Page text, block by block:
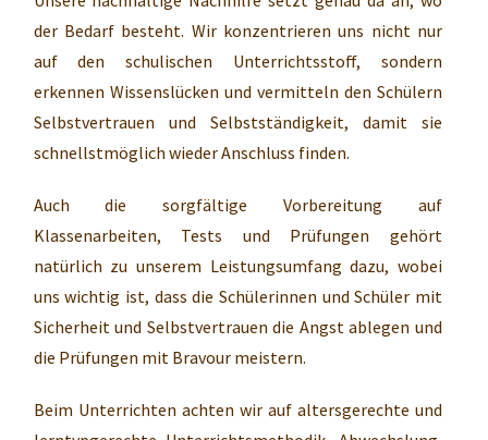
der Bedarf besteht. Wir konzentrieren uns nicht nur
auf den schulischen Unterrichtsstoff, sondern
erkennen Wissenslücken und vermitteln den Schülern
Selbstvertrauen und Selbstständigkeit, damit sie
schnellstmöglich wieder Anschluss finden.
Auch die sorgfältige Vorbereitung auf
Klassenarbeiten, Tests und Prüfungen gehört
natürlich zu unserem Leistungsumfang dazu, wobei
uns wichtig ist, dass die Schülerinnen und Schüler mit
Sicherheit und Selbstvertrauen die Angst ablegen und
die Prüfungen mit Bravour meistern.
Beim Unterrichten achten wir auf altersgerechte und